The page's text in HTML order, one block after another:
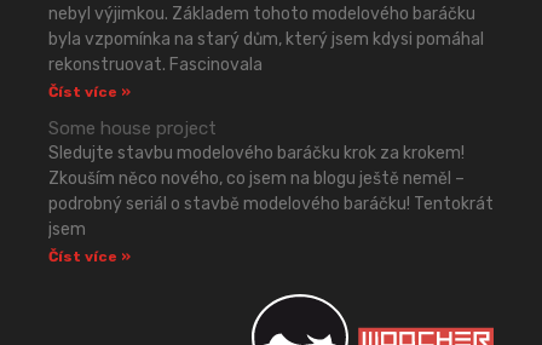
nebyl výjimkou. Základem tohoto modelového baráčku
byla vzpomínka na starý dům, který jsem kdysi pomáhal
rekonstruovat. Fascinovala
Číst více »
Some house project
Sledujte stavbu modelového baráčku krok za krokem!
Zkouším něco nového, co jsem na blogu ještě neměl –
podrobný seriál o stavbě modelového baráčku! Tentokrát
jsem
Číst více »